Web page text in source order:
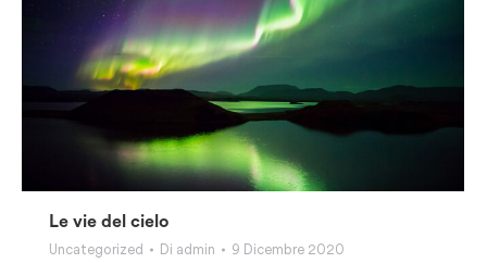
Le vie del cielo
Uncategorized Di admin 9 Dicembre 2020